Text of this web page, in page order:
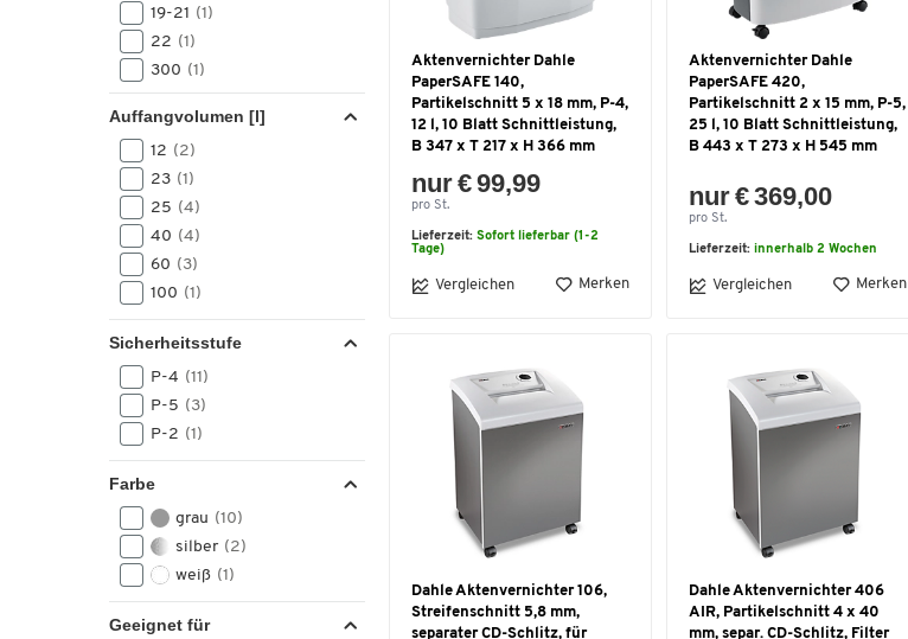
19-21 (1)
22 (1)
300 (1)
Auffangvolumen [l]
12 (2)
23 (1)
25 (4)
40 (4)
60 (3)
100 (1)
Sicherheitsstufe
P-4 (11)
P-5 (3)
P-2 (1)
Farbe
grau (10)
silber (2)
weiß (1)
Geeignet für
Aktenvernichter Dahle
PaperSAFE 140,
Partikelschnitt 5 x 18 mm, P-4,
12 l, 10 Blatt Schnittleistung,
B 347 x T 217 x H 366 mm
nur € 99,99
pro St.
Lieferzeit: Sofort lieferbar (1-2
Tage)
Vergleichen Merken
Aktenvernichter Dahle
PaperSAFE 420,
Partikelschnitt 2 x 15 mm, P-5,
25 l, 10 Blatt Schnittleistung,
B 443 x T 273 x H 545 mm
nur € 369,00
pro St.
Lieferzeit: innerhalb 2 Wochen
Vergleichen Merken
Dahle Aktenvernichter 106,
Streifenschnitt 5,8 mm,
separater CD-Schlitz, für
Dahle Aktenvernichter 406
AIR, Partikelschnitt 4 x 40
mm, separ. CD-Schlitz, Filter